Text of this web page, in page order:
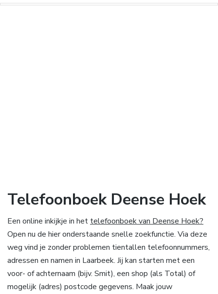
Telefoonboek Deense Hoek
Een online inkijkje in het telefoonboek van Deense Hoek?
Open nu de hier onderstaande snelle zoekfunctie. Via deze
weg vind je zonder problemen tientallen telefoonnummers,
adressen en namen in Laarbeek. Jij kan starten met een
voor- of achternaam (bijv. Smit), een shop (als Total) of
mogelijk (adres) postcode gegevens. Maak jouw